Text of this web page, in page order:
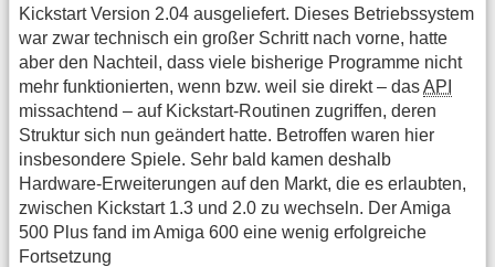
Kickstart Version 2.04 ausgeliefert. Dieses Betriebssystem
war zwar technisch ein großer Schritt nach vorne, hatte
aber den Nachteil, dass viele bisherige Programme nicht
mehr funktionierten, wenn bzw. weil sie direkt – dasAPI
missachtend – auf Kickstart-Routinen zugriffen, deren
Struktur sich nun geändert hatte. Betroffen waren hier
insbesondere Spiele. Sehr bald kamen deshalb
Hardware-Erweiterungen auf den Markt, die es erlaubten,
zwischen Kickstart 1.3 und 2.0 zu wechseln. Der Amiga
500 Plus fand im Amiga 600 eine wenig erfolgreiche
Fortsetzung